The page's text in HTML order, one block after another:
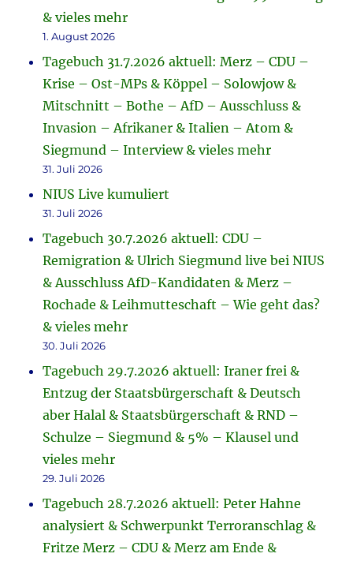
& vieles mehr
1. August 2026
Tagebuch 31.7.2026 aktuell: Merz – CDU –
Krise – Ost-MPs & Köppel – Solowjow &
Mitschnitt – Bothe – AfD – Ausschluss &
Invasion – Afrikaner & Italien – Atom &
Siegmund – Interview & vieles mehr
31. Juli 2026
NIUS Live kumuliert
31. Juli 2026
Tagebuch 30.7.2026 aktuell: CDU –
Remigration & Ulrich Siegmund live bei NIUS
& Ausschluss AfD-Kandidaten & Merz –
Rochade & Leihmutteschaft – Wie geht das?
& vieles mehr
30. Juli 2026
Tagebuch 29.7.2026 aktuell: Iraner frei &
Entzug der Staatsbürgerschaft & Deutsch
aber Halal & Staatsbürgerschaft & RND –
Schulze – Siegmund & 5% – Klausel und
vieles mehr
29. Juli 2026
Tagebuch 28.7.2026 aktuell: Peter Hahne
analysiert & Schwerpunkt Terroranschlag &
Fritze Merz – CDU & Merz am Ende &